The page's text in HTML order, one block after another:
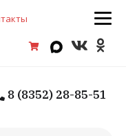
8 (8352) 28-85-51